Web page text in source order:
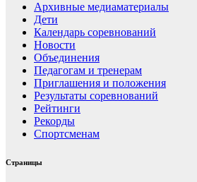
Архивные медиаматериалы
Дети
Календарь соревнований
Новости
Объединения
Педагогам и тренерам
Приглашения и положения
Результаты соревнований
Рейтинги
Рекорды
Спортсменам
Страницы